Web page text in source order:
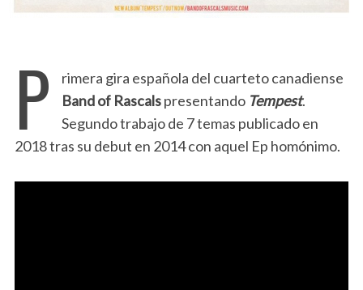
P
rimera gira española del cuarteto canadiense
Band of Rascalspresentando Tempest.
Segundo trabajo de 7 temas publicado en
2018 tras su debut en 2014 con aquel Ep homónimo.